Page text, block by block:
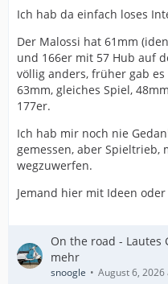
Ich hab da einfach loses
Der Malossi hat 61mm
und 166er mit 57 Hub auf
völlig anders, früher gab
63mm, gleiches Spiel,
177er.
Ich hab mir noch nie
gemessen, aber Spieltrieb,
wegzuwerfen.
Jemand hier mit Ideen
On the road - Lautes
mehr
snoogle August 6, 2026